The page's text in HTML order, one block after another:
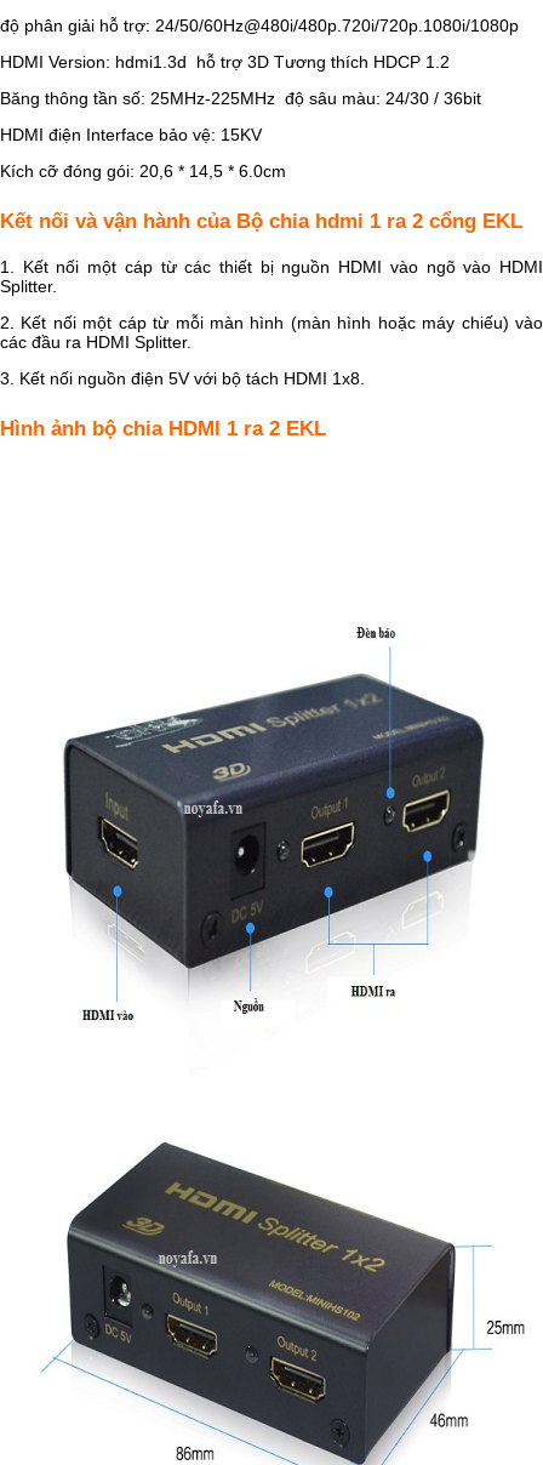
độ phân giải hỗ trợ: 24/50/60Hz@480i/480p.720i/720p.1080i/1080p
HDMI Version: hdmi1.3d hỗ trợ 3D Tương thích HDCP 1.2
Băng thông tần số: 25MHz-225MHz độ sâu màu: 24/30 / 36bit
HDMI điện Interface bảo vệ: 15KV
Kích cỡ đóng gói: 20,6 * 14,5 * 6.0cm
Kết nối và vận hành của Bộ chia hdmi 1 ra 2 cổng EKL
1. Kết nối một cáp từ các thiết bị nguồn HDMI vào ngõ vào HDMI
Splitter.
2. Kết nối một cáp từ mỗi màn hình (màn hình hoặc máy chiếu) vào
các đầu ra HDMI Splitter.
3. Kết nối nguồn điện 5V với bộ tách HDMI 1x8.
Hình ảnh bộ chia HDMI 1 ra 2 EKL